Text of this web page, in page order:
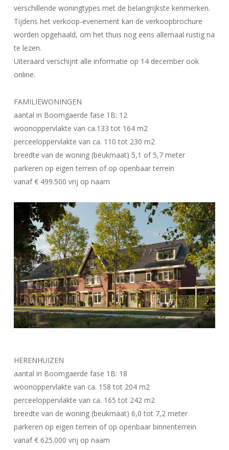
verschillende woningtypes met de belangrijkste kenmerken.
Tijdens het verkoop-evenement kan de verkoopbrochure
worden opgehaald, om het thuis nog eens allemaal rustig na
te lezen.
Uiteraard verschijnt alle informatie op 14 december ook
online.
FAMILIEWONINGEN
aantal in Boomgaerde fase 1B: 12
woonoppervlakte van ca.133 tot 164 m2
perceeloppervlakte van ca. 110 tot 230 m2
breedte van de woning (beukmaat) 5,1 of 5,7 meter
parkeren op eigen terrein of op openbaar terrein
vanaf € 499.500 vrij op naam
HERENHUIZEN
aantal in Boomgaerde fase 1B: 18
woonoppervlakte van ca. 158 tot 204 m2
perceeloppervlakte van ca. 165 tot 242 m2
breedte van de woning (beukmaat) 6,0 tot 7,2 meter
parkeren op eigen terrein of op openbaar binnenterrein
vanaf € 625.000 vrij op naam